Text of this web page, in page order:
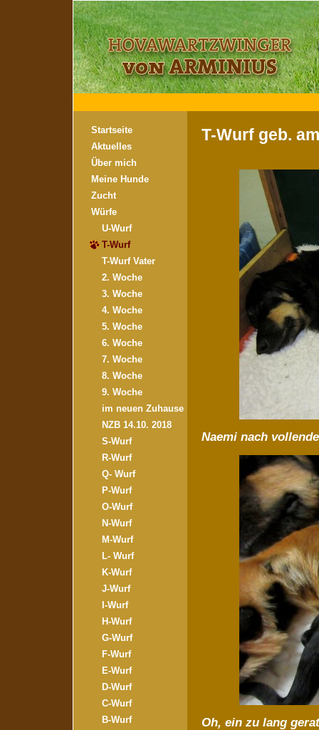
Startseite
Aktuelles
Über mich
Meine Hunde
Zucht
Würfe
U-Wurf
T-Wurf
T-Wurf Vater
2. Woche
3. Woche
4. Woche
5. Woche
6. Woche
7. Woche
8. Woche
9. Woche
im neuen Zuhause
NZB 14.10. 2018
S-Wurf
R-Wurf
Q- Wurf
P-Wurf
O-Wurf
N-Wurf
M-Wurf
L- Wurf
K-Wurf
J-Wurf
I-Wurf
H-Wurf
G-Wurf
F-Wurf
E-Wurf
D-Wurf
C-Wurf
B-Wurf
T-Wurf geb.
Naemi nach
Oh, ein zu lang